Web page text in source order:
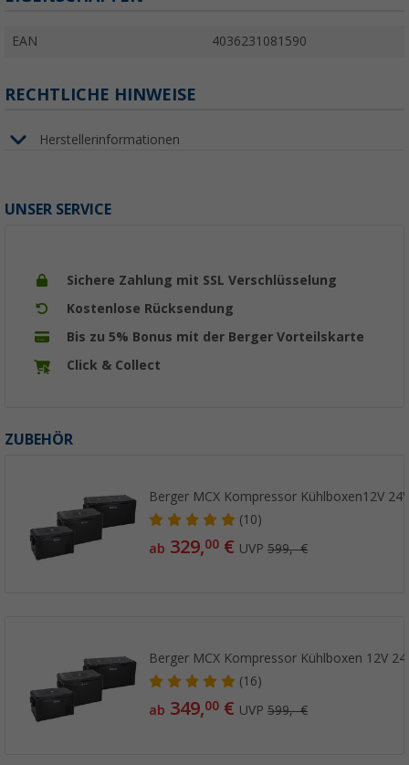
EAN 4036231081590
RECHTLICHE HINWEISE
Herstellerinformationen
UNSER SERVICE
Sichere Zahlung mit SSL Verschlüsselung
Kostenlose Rücksendung
Bis zu 5% Bonus mit der Berger Vorteilskarte
Click & Collect
ZUBEHÖR
Berger MCX Kompressor Kühlboxen12V
(10)
ab 329,00 € UVP599,- €
Berger MCX Kompressor Kühlboxen 12V
(16)
ab 349,00 € UVP599,- €